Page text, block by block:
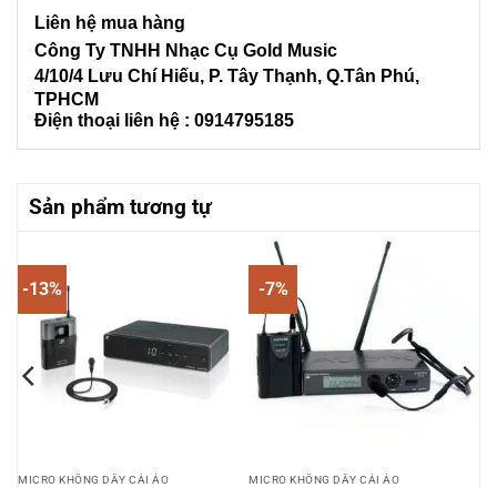
Liên hệ mua hàng
Công Ty TNHH Nhạc Cụ Gold Music
4/10/4 Lưu Chí Hiếu, P. Tây Thạnh, Q.Tân Phú,
TPHCM
Điện thoại liên hệ : 0914795185
Sản phẩm tương tự
-13%
MICRO KHÔNG DÂY CÀI ÁO
-7%
MICRO KHÔNG DÂY CÀI ÁO